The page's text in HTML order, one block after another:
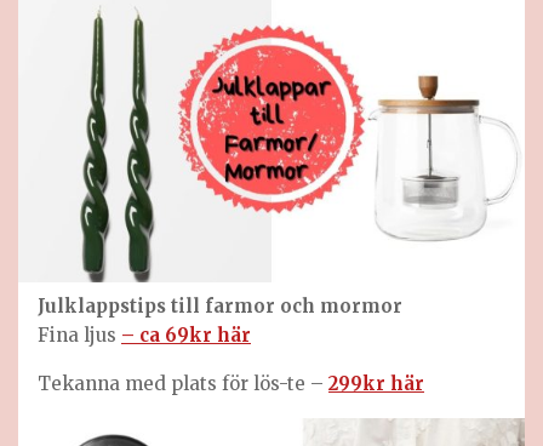
Julklappstips till farmor och mormor
Fina ljus – ca 69kr här
Tekanna med plats för lös-te – 299kr här